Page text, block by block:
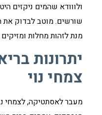
ולווודא שהמים ניקזים
שורשים. מוטב לבדוק את
מנת לזהות מחלות
יתרונות
צמחי נוי
מעבר לאסתטיקה, לצמחי